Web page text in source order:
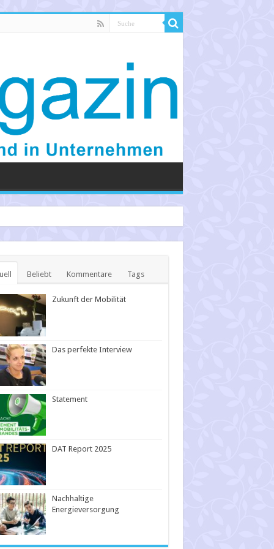
Beliebt Kommentare Tags
Zukunft der Mobilität
Das perfekte Interview
Statement
DAT Report 2025
Nachhaltige
Energieversorgung